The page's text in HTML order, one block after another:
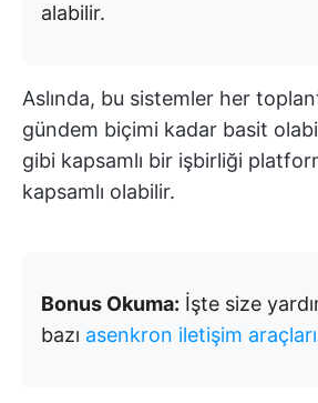
alabilir.
Aslında, bu sistemler her
gündem biçimi kadar basit
gibi kapsamlı bir işbirliği
kapsamlı olabilir.
Bonus Okuma: İşte size
bazı asenkron iletişim